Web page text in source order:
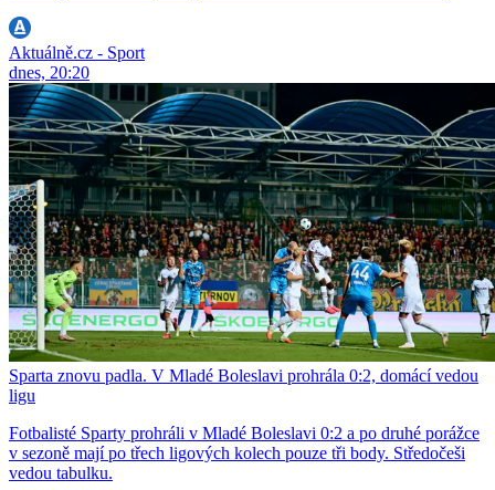
Aktuálně.cz - Sport
dnes, 20:20
Sparta znovu padla. V Mladé Boleslavi prohrála 0:2, domácí vedou
ligu
Fotbalisté Sparty prohráli v Mladé Boleslavi 0:2 a po druhé porážce
v sezoně mají po třech ligových kolech pouze tři body. Středočeši
vedou tabulku.